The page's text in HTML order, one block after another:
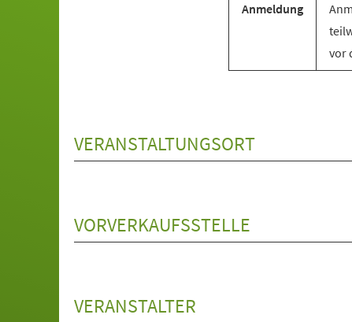
Anmeldung
vor
VERANSTALTUNGSORT
VORVERKAUFSSTELLE
VERANSTALTER